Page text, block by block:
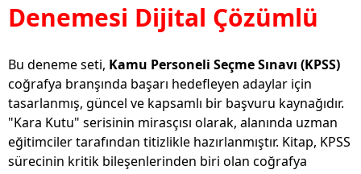
Denemesi Dijital Çözümlü
Bu deneme seti, Kamu Personeli Seçme Sınavı (KPSS)
coğrafya branşında başarı hedefleyen adaylar için
tasarlanmış, güncel ve kapsamlı bir başvuru kaynağıdır.
"Kara Kutu" serisinin mirasçısı olarak, alanında uzman
eğitimciler tarafından titizlikle hazırlanmıştır. Kitap, KPSS
sürecinin kritik bileşenlerinden biri olan coğrafya